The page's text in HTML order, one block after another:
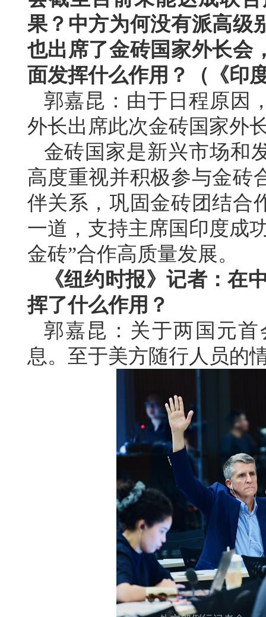
果？中方为何没有派高级
也出席了金砖国家外长会
面发挥什么作用？（《印
郭嘉昆：由于日程原因
外长出席此次金砖国家外
金砖国家是新兴市场和
高度重视并积极参与金砖
伴关系，巩固金砖团结合
一道，支持主席国印度成
金砖”合作高质量发展。
《纽约时报》记者：在
挥了什么作用？
郭嘉昆：关于两国元
息。至于美方随行人员的